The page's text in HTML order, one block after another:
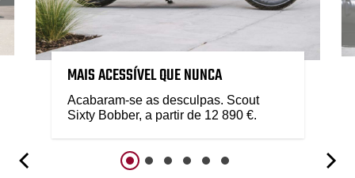
MAIS ACESSÍVEL QUE NUNCA
Acabaram-se as desculpas. Scout
Sixty Bobber, a partir de 12 890 €.